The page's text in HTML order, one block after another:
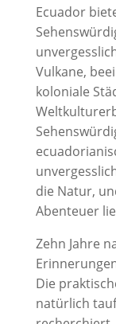
Ecuador
Vulkane,
koloniale
die Natur,
Abenteuer
Zehn Jahre
Die
natürlich